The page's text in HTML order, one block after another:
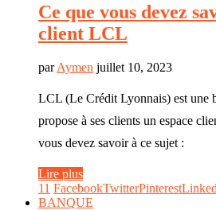
Ce que vous devez
client LCL
parAymen juillet 10, 2023
LCL (Le Crédit Lyonnais) est une
propose à ses clients un espace
vous devez savoir à ce sujet :
Lire plus
11 FacebookTwitterPinterest
BANQUE